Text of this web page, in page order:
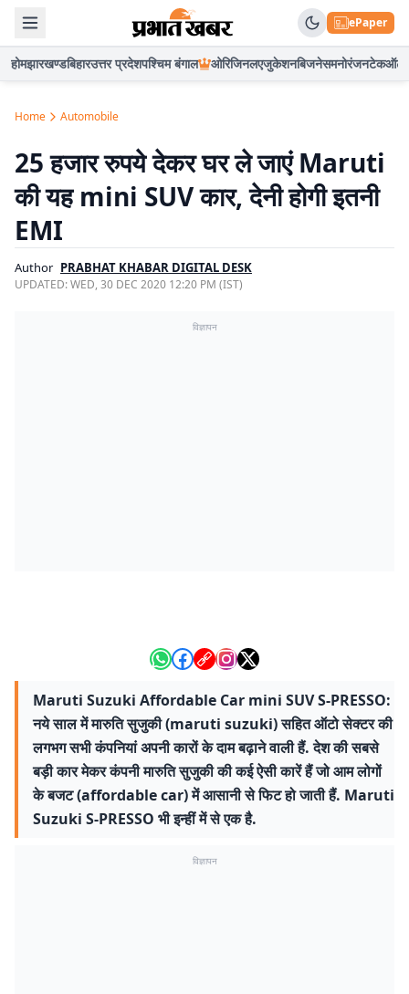
ePaper
होमझारखण्डबिहारउत्तर प्रदेशपश्चिम बंगाल ओरिजिनलएजुकेशनबिजनेसमनोरंजनटेकऑटो
Home Automobile
25 हजार रुपये देकर घर ले जाएं Maruti
की यह mini SUV कार, देनी होगी इतनी
EMI
Author PRABHAT KHABAR DIGITAL DESK
UPDATED:WED, 30 DEC 2020 12:20 PM (IST)
विज्ञापन
Maruti Suzuki Affordable Car mini SUV S-PRESSO:
नये साल में मारुति सुजुकी (maruti suzuki) सहित ऑटो सेक्टर की
लगभग सभी कंपनियां अपनी कारों के दाम बढ़ाने वाली हैं. देश की सबसे
बड़ी कार मेकर कंपनी मारुति सुजुकी की कई ऐसी कारें हैं जो आम लोगों
के बजट (affordable car) में आसानी से फिट हो जाती हैं. Maruti
Suzuki S-PRESSO भी इन्हीं में से एक है.
विज्ञापन